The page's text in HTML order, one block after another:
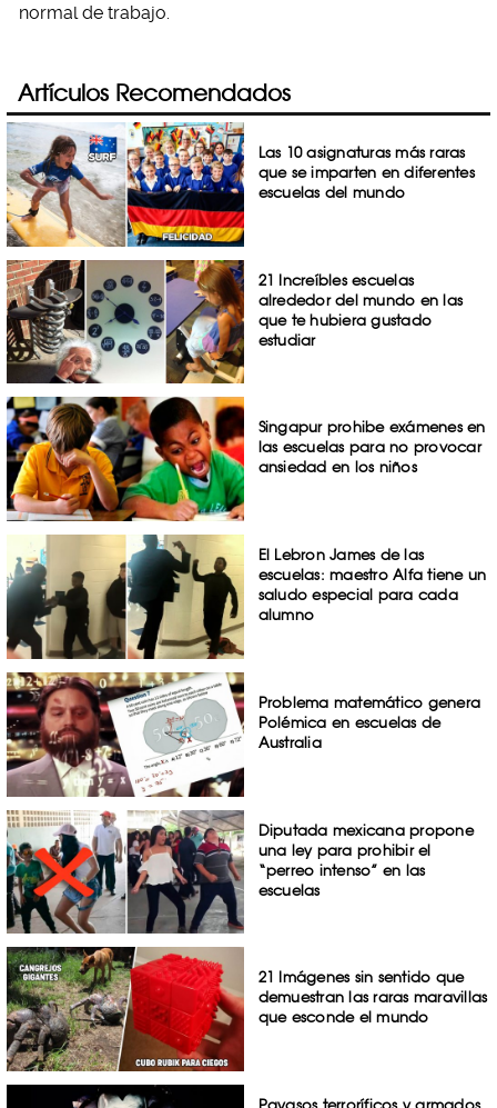
normal de trabajo.
Artículos Recomendados
Las 10 asignaturas más raras
que se imparten en diferentes
escuelas del mundo
21 Increíbles escuelas
alrededor del mundo en las
que te hubiera gustado
estudiar
Singapur prohibe exámenes en
las escuelas para no provocar
ansiedad en los niños
El Lebron James de las
escuelas: maestro Alfa tiene un
saludo especial para cada
alumno
Problema matemático genera
Polémica en escuelas de
Australia
Diputada mexicana propone
una ley para prohibir el
“perreo intenso” en las
escuelas
21 Imágenes sin sentido que
demuestran las raras maravillas
que esconde el mundo